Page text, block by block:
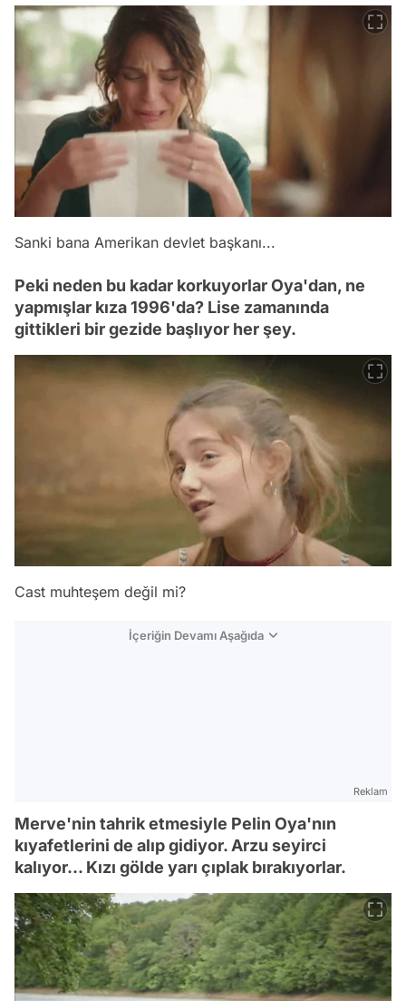
Sanki bana Amerikan devlet başkanı...
Peki neden bu kadar korkuyorlar Oya'dan, ne
yapmışlar kıza 1996'da? Lise zamanında
gittikleri bir gezide başlıyor her şey.
Cast muhteşem değil mi?
İçeriğin Devamı Aşağıda
Reklam
Merve'nin tahrik etmesiyle Pelin Oya'nın
kıyafetlerini de alıp gidiyor. Arzu seyirci
kalıyor... Kızı gölde yarı çıplak bırakıyorlar.